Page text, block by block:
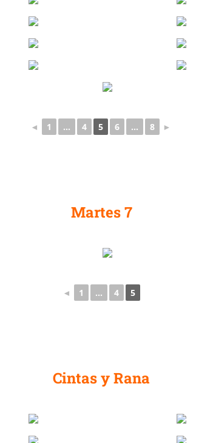
◄ 1 ... 4 5 6 ... 8 ►
Martes 7
◄ 1 ... 4 5
Cintas y Rana